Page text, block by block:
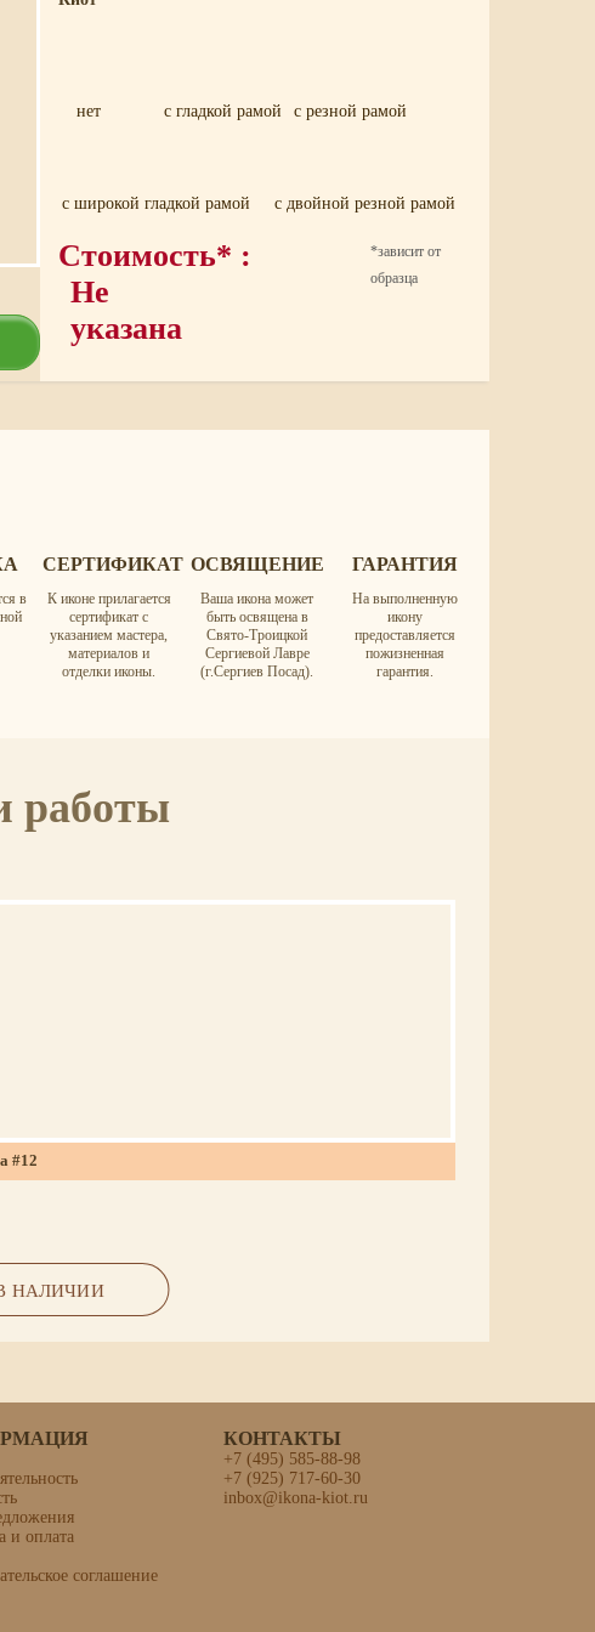
нет с гладкой рамой с резной рамой
с широкой гладкой рамой с двойной резной рамой
Стоимость* :
Не
указана
*зависит от
образца
в
СЕРТИФИКАТ
К иконе прилагается
сертификат с
указанием мастера,
материалов и
отделки иконы.
ОСВЯЩЕНИЕ
Ваша икона может
быть освящена в
Свято-Троицкой
Сергиевой Лавре
(г.Сергиев Посад).
ГАРАНТИЯ
На выполненную
икону
предоставляется
пожизненная
гарантия.
работы
#12
мученик»
НАЛИЧИИ
и оплата
соглашение
КОНТАКТЫ
+7 (495) 585-88-98
+7 (925) 717-60-30
inbox@ikona-kiot.ru